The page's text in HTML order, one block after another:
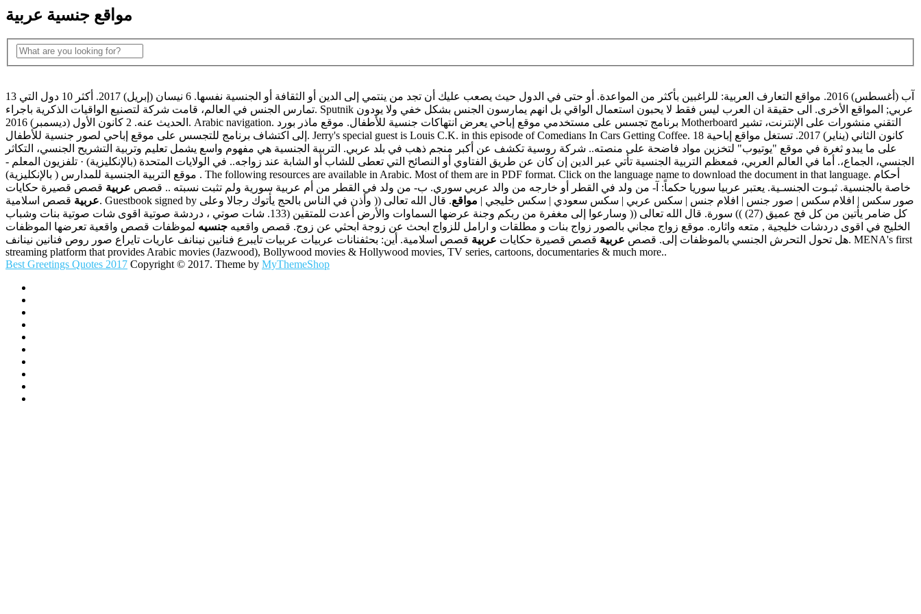
مواقع جنسية عربية
13 آب (أغسطس) 2016. مواقع التعارف العربية: للراغبين بأكثر من المواعدة. أو حتى في الدول حيث يصعب عليك أن تجد من ينتمي إلى الدين أو الثقافة أو الجنسية نفسها. 6 نيسان (إبريل) 2017. أكثر 10 دول التي
تمارس الجنس في العالم، قامت شركة لتصنيع الواقيات الذكرية باجراء. Sputnik عربي; المواقع الأخرى. الى حقيقة ان العرب ليس فقط لا يحبون استعمال الواقي بل انهم يمارسون الجنس بشكل خفي ولا يودون
الحديث عنه. 2 كانون الأول (ديسمبر) 2016. Arabic navigation. برنامج تجسس على مستخدمي موقع إباحي يعرض انتهاكات جنسية للأطفال. موقع ماذر بورد Motherboard التقني منشورات على الإنترنت، تشير
إلى اكتشاف برنامج للتجسس على موقع إباحي لصور جنسية للأطفال. Jerry's special guest is Louis C.K. in this episode of Comedians In Cars Getting Coffee. 18 كانون الثاني (يناير) 2017. تستغل مواقع إباحية
على ما يبدو ثغرة في موقع "يوتيوب" لتخزين مواد فاضحة على منصته.. شركة روسية تكشف عن أكبر منجم ذهب في بلد عربي. التربية الجنسية هي مفهوم واسع يشمل تعليم وتربية التشريح الجنسي، التكاثر
الجنسي، الجماع،. أما في العالم العربي، فمعظم التربية الجنسية تأتي عبر الدين إن كان عن طريق الفتاوي أو النصائح التي تعطى للشاب أو الشابة عند زواجه.. في الولايات المتحدة (بالإنكليزية) · تلفزيون المعلم -
موقع التربية الجنسية للمدارس ( بالإنكليزية) . The following resources are available in Arabic. Most of them are in PDF format. Click on the language name to download the document in that language. أحكام
خاصة بالجنسية. ثبـوت الجنسـية. يعتبر عربيا سوريا حكماً: آ- من ولد في القطر أو خارجه من والد عربي سوري. ب- من ولد في القطر من أم عربية سورية ولم تثبت نسبته .. قصص عربية قصص قصيرة حكايات
عربية
قصص اسلامية. Guestbook signed by صور سكس | افلام سكس | صور جنس | افلام جنس | سكس عربي | سكس سعودي | سكس خليجي | مواقع. قال الله تعالى (( وأذن في الناس بالحج يأتوك رجالا وعلى
كل ضامر يأتين من كل فج عميق (27) )) سورة. قال الله تعالى (( وسارعوا إلى مغفرة من ربكم وجنة عرضها السماوات والأرض أعدت للمتقين (133. شات صوتي ، دردشة صوتية اقوى شات صوتية بنات وشباب
الخليج في اقوى دردشات خليجية , متعه واثاره. موقع زواج مجاني بالصور زواج بنات و مطلقات و ارامل للزواج ابحث عن زوجة ابحثي عن زوج. قصص واقعيه جنسيه لموظفات قصص واقعية تعرضها الموظفات
هل تحول التحرش الجنسي بالموظفات إلى. قصص عربية قصص قصيرة حكايات عربية قصص اسلامية. أين: بحثفنانات عربيات عربيات تايبرع فنانين نينانف عاريات تايراع صور روص فنانين نينانف. MENA's first
streaming platform that provides Arabic movies (Jazwood), Bollywood movies & Hollywood movies, TV series, cartoons, documentaries & much more..
Best Greetings Quotes 2017 Copyright © 2017. Theme by MyThemeShop